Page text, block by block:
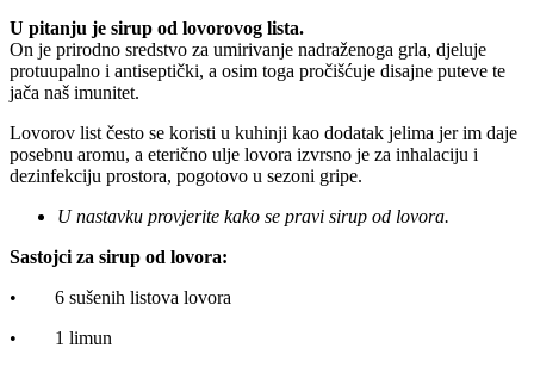
U pitanju je sirup od lovorovog lista.
On je prirodno sredstvo za umirivanje nadraženoga grla, djeluje
protuupalno i antiseptički, a osim toga pročišćuje disajne puteve te
jača naš imunitet.
Lovorov list često se koristi u kuhinji kao dodatak jelima jer im daje
posebnu aromu, a eterično ulje lovora izvrsno je za inhalaciju i
dezinfekciju prostora, pogotovo u sezoni gripe.
U nastavku provjerite kako se pravi sirup od lovora.
Sastojci za sirup od lovora:
• 6 sušenih listova lovora
• 1 limun